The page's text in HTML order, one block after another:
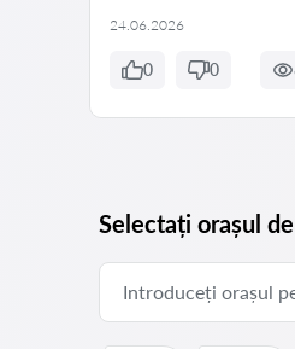
24.06.2026
0 0
Selectați orașul